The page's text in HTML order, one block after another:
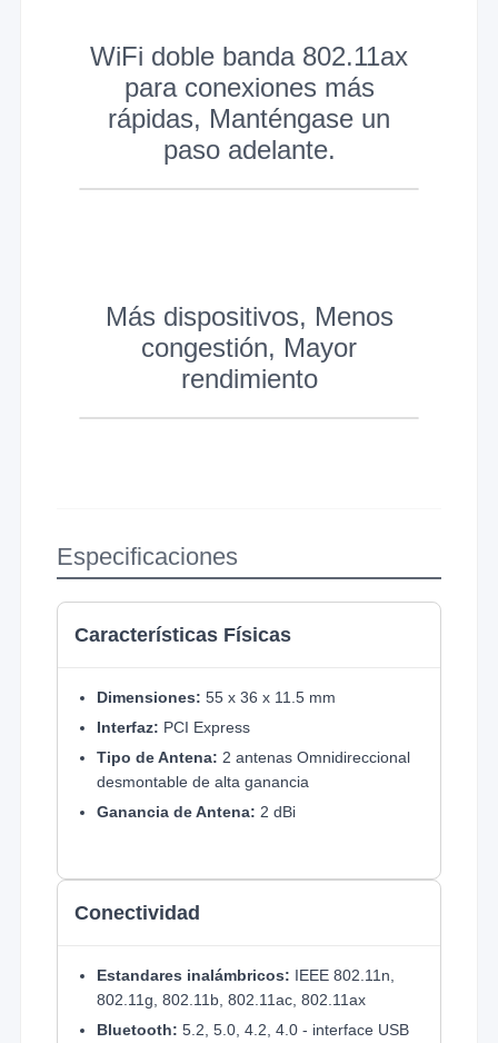
WiFi doble banda 802.11ax
para conexiones más
rápidas, Manténgase un
paso adelante.
Más dispositivos, Menos
congestión, Mayor
rendimiento
Especificaciones
Características Físicas
Dimensiones: 55 x 36 x 11.5 mm
Interfaz: PCI Express
Tipo de Antena: 2 antenas Omnidireccional
desmontable de alta ganancia
Ganancia de Antena: 2 dBi
Conectividad
Estandares inalámbricos: IEEE 802.11n,
802.11g, 802.11b, 802.11ac, 802.11ax
Bluetooth: 5.2, 5.0, 4.2, 4.0 - interface USB